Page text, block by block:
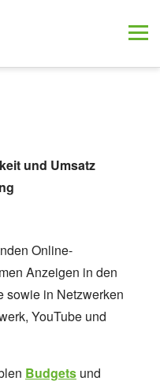
und Umsatz
Online-
Anzeigen in den
sowie in Netzwerken
YouTube und
Budgets und